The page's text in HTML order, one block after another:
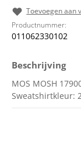
Toevoegen aan
Productnummer:
011062330102
Beschrijving
MOS MOSH
Sweatshirtkleur: